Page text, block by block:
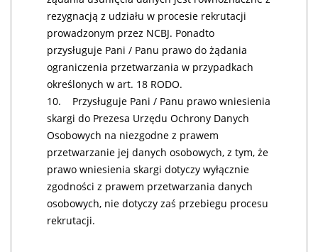
rezygnacją z udziału w procesie rekrutacji
prowadzonym przez NCBJ. Ponadto
przysługuje Pani / Panu prawo do żądania
ograniczenia przetwarzania w przypadkach
określonych w art. 18 RODO.
10. Przysługuje Pani / Panu prawo wniesienia
skargi do Prezesa Urzędu Ochrony Danych
Osobowych na niezgodne z prawem
przetwarzanie jej danych osobowych, z tym, że
prawo wniesienia skargi dotyczy wyłącznie
zgodności z prawem przetwarzania danych
osobowych, nie dotyczy zaś przebiegu procesu
rekrutacji.